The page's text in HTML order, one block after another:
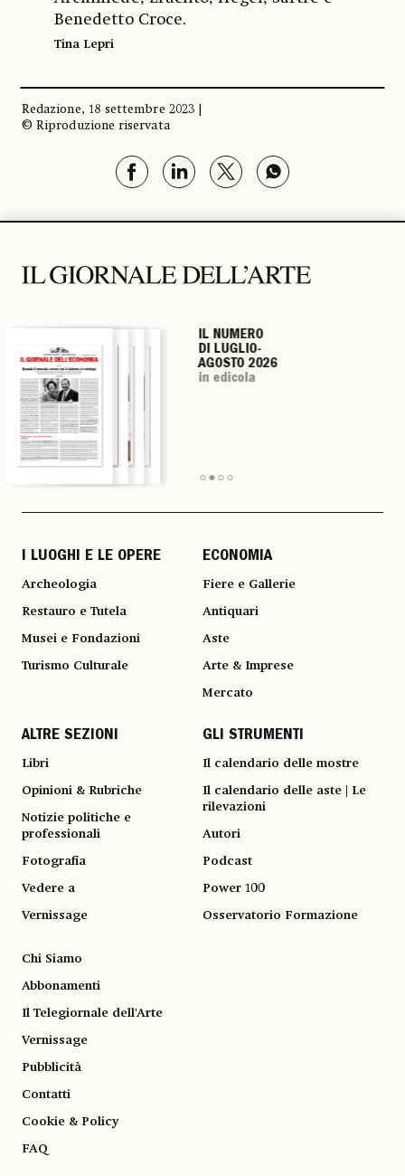
Benedetto Croce.
Tina Lepri
Redazione, 18 settembre 2023 |
© Riproduzione riservata
IL NUMERO
DI LUGLIO-
AGOSTO 2026
in edicola
IL NUMERO
DI LUGLIO-
AGOSTO 2026
in edicola
IL NUMERO
DI LUGLIO-
AGOSTO 2026
in edicola
IL NUMERO
DI LUGLIO-
AGOSTO 2026
in edicola
I LUOGHI E LE OPERE
Archeologia
Restauro e Tutela
Musei e Fondazioni
Turismo Culturale
ECONOMIA
Fiere e Gallerie
Antiquari
Aste
Arte & Imprese
Mercato
ALTRE SEZIONI
Libri
Opinioni & Rubriche
Notizie politiche e
professionali
Fotografia
Vedere a
Vernissage
GLI STRUMENTI
Il calendario delle mostre
Il calendario delle aste | Le
rilevazioni
Autori
Podcast
Power 100
Osservatorio Formazione
Chi Siamo
Abbonamenti
Il Telegiornale dell'Arte
Vernissage
Pubblicità
Contatti
Cookie & Policy
FAQ